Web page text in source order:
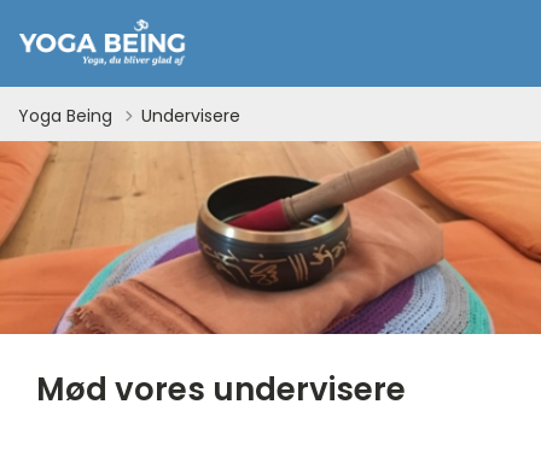
Yoga Being Undervisere
Mød vores undervisere